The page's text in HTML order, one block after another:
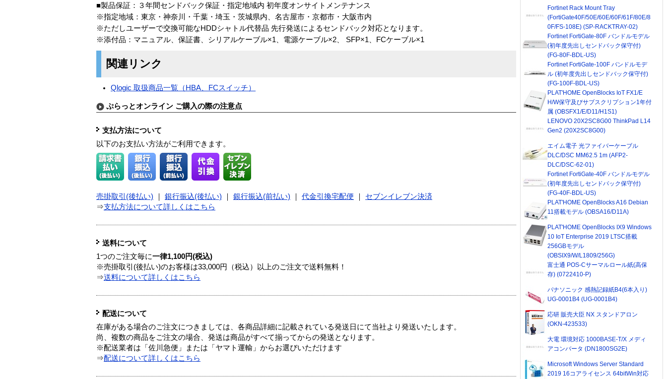
■製品保証：３年間センドバック保証・指定地域内 初年度オンサイトメンテナンス
※指定地域：東京・神奈川・千葉・埼玉・茨城県内、名古屋市・京都市・大阪市内
※ただしユーザーで交換可能なHDDシャトル代替品 先行発送によるセンドバック対応となります。
※添付品：マニュアル、保証書、シリアルケーブル×1、電源ケーブル×2、 SFP×1、FCケーブル×1
関連リンク
Qlogic 取扱商品一覧（HBA、FCスイッチ）
ぷらっとオンライン ご購入の際の注意点
支払方法について
以下のお支払い方法がご利用できます。
売掛取引(後払い) 銀行振込(後払い) 銀行振込(前払い) 代金引換宅配便
セブンイレブン決済
⇒支払方法について詳しくはこちら
送料について
1つのご注文毎に一律1,100円(税込)
※売掛取引(後払い)のお客様は33,000円（税込）以上のご注文で送料無料！
⇒送料について詳しくはこちら
配送について
在庫がある場合のご注文につきましては、各商品詳細に記載されている発送日にて当社より発送いたします。
尚、複数の商品をご注文の場合、発送は商品がすべて揃ってからの発送となります。
※配送業者は「佐川急便」または「ヤマト運輸」からお選びいただけます
⇒配送について詳しくはこちら
Fortinet Rack Mount Tray
(FortiGate40F/50E/60E/60F/61F/80E/8
0F/FS-108E) (SP-RACKTRAY-02)
Fortinet FortiGate-80F バンドルモデル
(初年度先出しセンドバック保守付)
(FG-80F-BDL-US)
Fortinet FortiGate-100F バンドルモデ
ル (初年度先出しセンドバック保守付)
(FG-100F-BDL-US)
PLAT'HOME OpenBlocks IoT FX1/E
H/W保守及びサブスクリプション1年付
属 (OBSFX1/E/D11/H1S1)
LENOVO 20X2SC8G00 ThinkPad L14
Gen2 (20X2SC8G00)
エイム電子 光ファイバーケーブル
DLC/DSC MM62.5 1m (AFP2-
DLC/DSC-62-01)
Fortinet FortiGate-40F バンドルモデル
(初年度先出しセンドバック保守付)
(FG-40F-BDL-US)
PLAT'HOME OpenBlocks A16 Debian
11搭載モデル (OBSA16/D11A)
PLAT'HOME OpenBlocks IX9 Windows
10 IoT Enterprise 2019 LTSC搭載
256GBモデル
(OBSIX9/W/L1809/256G)
富士通 POS-Cサーマルロール紙(高保
存) (0722410-P)
パナソニック 感熱記録紙B4(6本入り)
UG-0001B4 (UG-0001B4)
応研 販売大臣 NX スタンドアロン
(OKN-423533)
大電 環境対応 1000BASE-T/X メディ
アコンバータ (DN1800SG2E)
Microsoft Windows Server Standard
2019 16コアライセンス 64bitWin対応